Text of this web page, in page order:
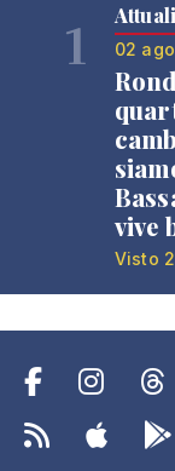
1 02
vive
Visto